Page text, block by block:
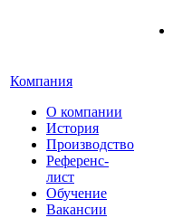
Компания
О компании
История
Производство
Референс-
лист
Обучение
Вакансии